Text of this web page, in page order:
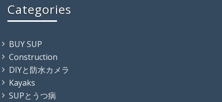
Categories
BUY SUP
Construction
DIYと防水カメラ
Kayaks
SUPとうつ病